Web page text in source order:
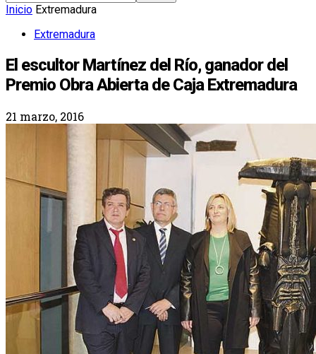
Inicio Extremadura
Extremadura
El escultor Martínez del Río, ganador del
Premio Obra Abierta de Caja Extremadura
21 marzo, 2016